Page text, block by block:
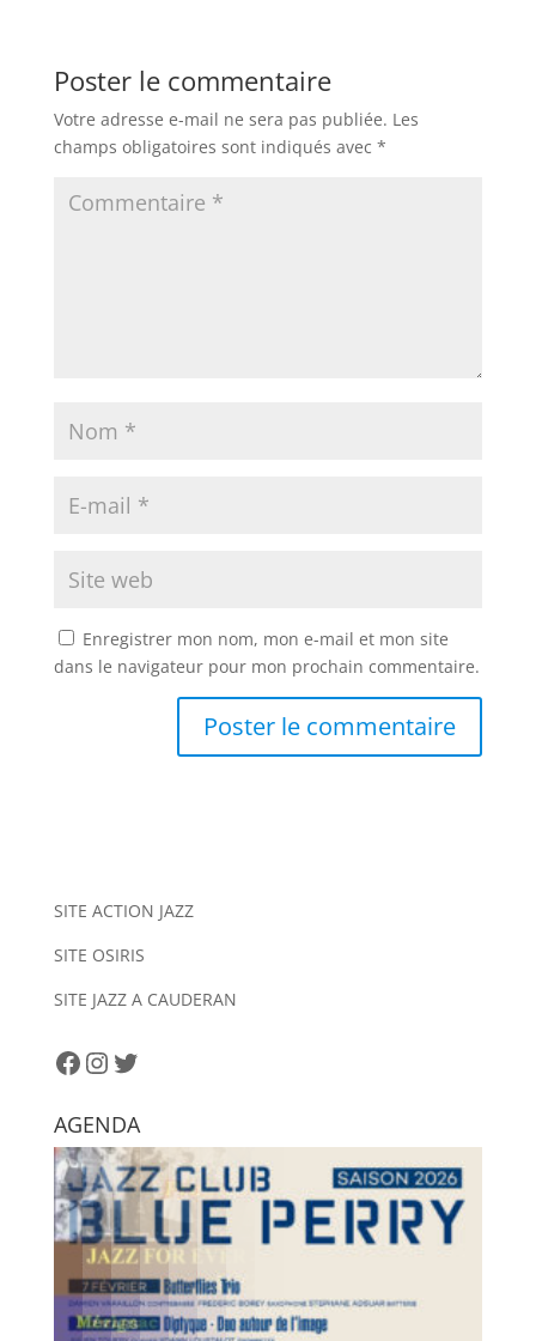
Poster le commentaire
Votre adresse e-mail ne sera pas publiée. Les
champs obligatoires sont indiqués avec *
Enregistrer mon nom, mon e-mail et mon site
dans le navigateur pour mon prochain commentaire.
n
t
i
:
SITE ACTION JAZZ
SITE OSIRIS
SITE JAZZ A CAUDERAN
Facebook
Instagram
Twitter
AGENDA